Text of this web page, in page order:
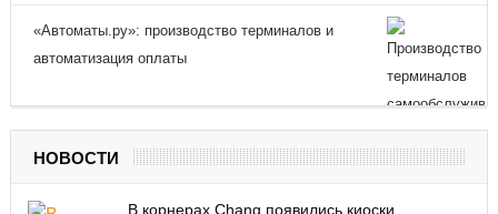
«Автоматы.ру»: производство терминалов и
автоматизация оплаты
НОВОСТИ
В корнерах Chang появились киоски